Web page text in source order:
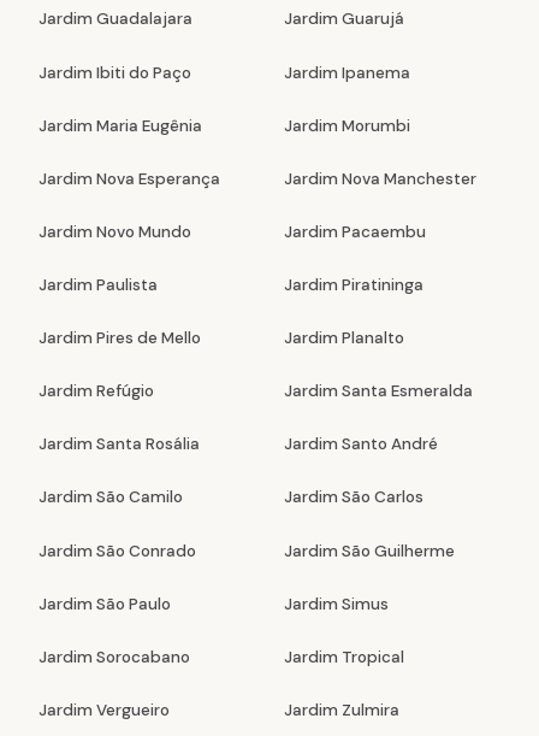
Jardim Guadalajara Jardim Guarujá
Jardim Ibiti do Paço Jardim Ipanema
Jardim Maria Eugênia Jardim Morumbi
Jardim Nova Esperança Jardim Nova Manchester
Jardim Novo Mundo Jardim Pacaembu
Jardim Paulista Jardim Piratininga
Jardim Pires de Mello Jardim Planalto
Jardim Refúgio Jardim Santa Esmeralda
Jardim Santa Rosália Jardim Santo André
Jardim São Camilo Jardim São Carlos
Jardim São Conrado Jardim São Guilherme
Jardim São Paulo Jardim Simus
Jardim Sorocabano Jardim Tropical
Jardim Vergueiro Jardim Zulmira